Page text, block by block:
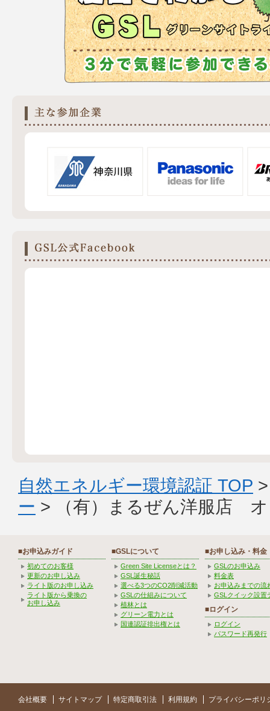
自然エネルギー環境認証 TOP
ー > （有）まるぜん洋服店
■お申込みガイド
初めてのお客様
更新のお申し込み
ライト版のお申し込み
ライト版から乗換の
お申し込み
■GSLについて
Green Site Licenseとは？
GSL誕生秘話
選べる3つのCO2削減活動
GSLの仕組みについて
植林とは
グリーン電力とは
国連認証排出権とは
■お申し込み・料金
GSLのお申込み
料金表
お申込みまでの流
GSLクイック設置
■ログイン
ログイン
パスワード再発行
会社概要 サイトマップ 特定商取引法 利用規約 プライバシーポリ